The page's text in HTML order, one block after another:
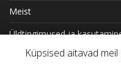
Meist
Üldtingimused ja
Kohaletoimetamine ja
Küpsised aitavad